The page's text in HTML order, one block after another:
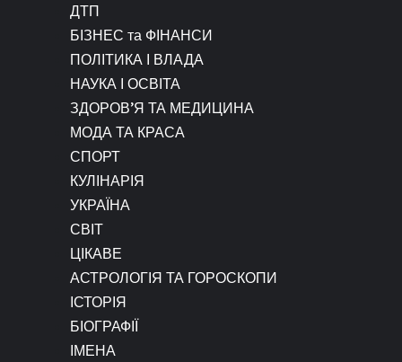
ДТП
БІЗНЕС та ФІНАНСИ
ПОЛІТИКА І ВЛАДА
НАУКА І ОСВІТА
ЗДОРОВ’Я ТА МЕДИЦИНА
МОДА ТА КРАСА
СПОРТ
КУЛІНАРІЯ
УКРАЇНА
СВІТ
ЦІКАВЕ
АСТРОЛОГІЯ ТА ГОРОСКОПИ
ІСТОРІЯ
БІОГРАФІЇ
ІМЕНА